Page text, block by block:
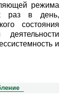
режима
раз в день,
состояния
и